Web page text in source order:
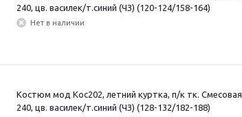
240, цв. василек/т.синий (ЧЗ) (120-124/158-164)
Нет в наличии
Костюм мод Кос202, летний куртка, п/к тк. Смесовая
240, цв. василек/т.синий (ЧЗ) (128-132/182-188)